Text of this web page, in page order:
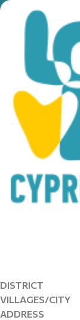
You are here:
» FYTOS SNACKS
FYTOS
DISTRICT
VILLAGES/CITY
ADDRESS